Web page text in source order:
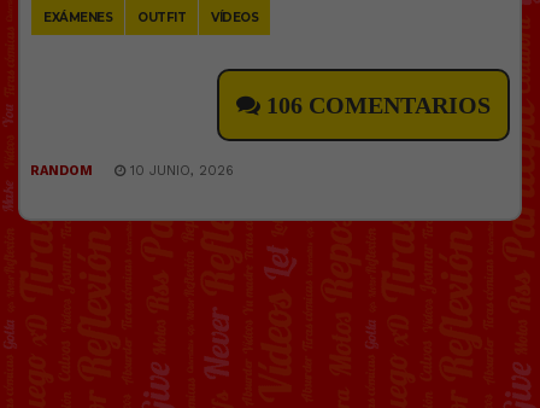
EXÁMENES OUTFIT VÍDEOS
106 COMENTARIOS
RANDOM 10 JUNIO, 2026